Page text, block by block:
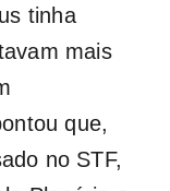
tinha
mais
que,
no STF,